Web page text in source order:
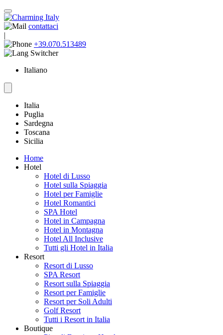
contattaci
|
+39.070.513489
Italiano
Italia
Puglia
Sardegna
Toscana
Sicilia
Home
Hotel
Hotel di Lusso
Hotel sulla Spiaggia
Hotel per Famiglie
Hotel Romantici
SPA Hotel
Hotel in Campagna
Hotel in Montagna
Hotel All Inclusive
Tutti gli Hotel in Italia
Resort
Resort di Lusso
SPA Resort
Resort sulla Spiaggia
Resort per Famiglie
Resort per Soli Adulti
Golf Resort
Tutti i Resort in Italia
Boutique